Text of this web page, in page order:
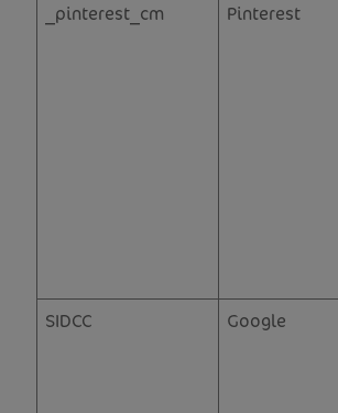
_pinterest_cm
Pinterest
SIDCC
Google